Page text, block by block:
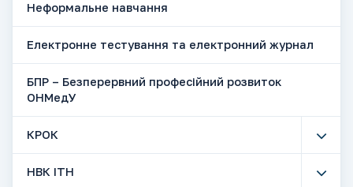
Неформальне навчання
Електронне тестування та електронний журнал
БПР – Безперервний професійний розвиток
ОНМедУ
КРОК
НВК ІТН